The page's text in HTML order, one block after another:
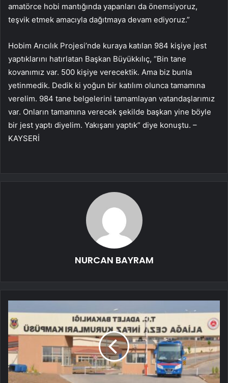
amatörce hobi mantığında yapanları da önemsiyoruz,
teşvik etmek amacıyla dağıtmaya devam ediyoruz.”
Hobim Arıcılık Projesi’nde kuraya katılan 984 kişiye jest
yaptıklarını hatırlatan Başkan Büyükkılıç, “Bin tane
kovanımız var. 500 kişiye verecektik. Ama biz bunla
yetinmedik. Dedik ki yoğun bir katılım olunca tamamına
verelim. 984 tane belgelerini tamamlayan vatandaşlarımız
var. Onların tamamına verecek şekilde başkan yine böyle
bir jest yaptı diyelim. Yakışanı yaptık” diye konuştu. –
KAYSERİ
NURCAN BAYRAM